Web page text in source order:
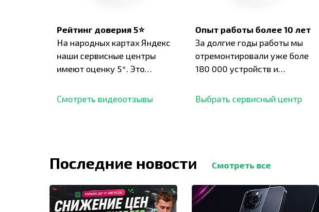
Рейтинг доверия 5⭐
На народных картах Яндекс
наши сервисные центры
имеют оценку 5*. Это
отзывов,
Смотреть видеоотзывы
Опыт работы более 10 лет
За долгие годы работы мы
отремонтировали уже боле
180 000 устройств и
опыт.
Выбрать сервисный центр
Последние новости Смотреть все